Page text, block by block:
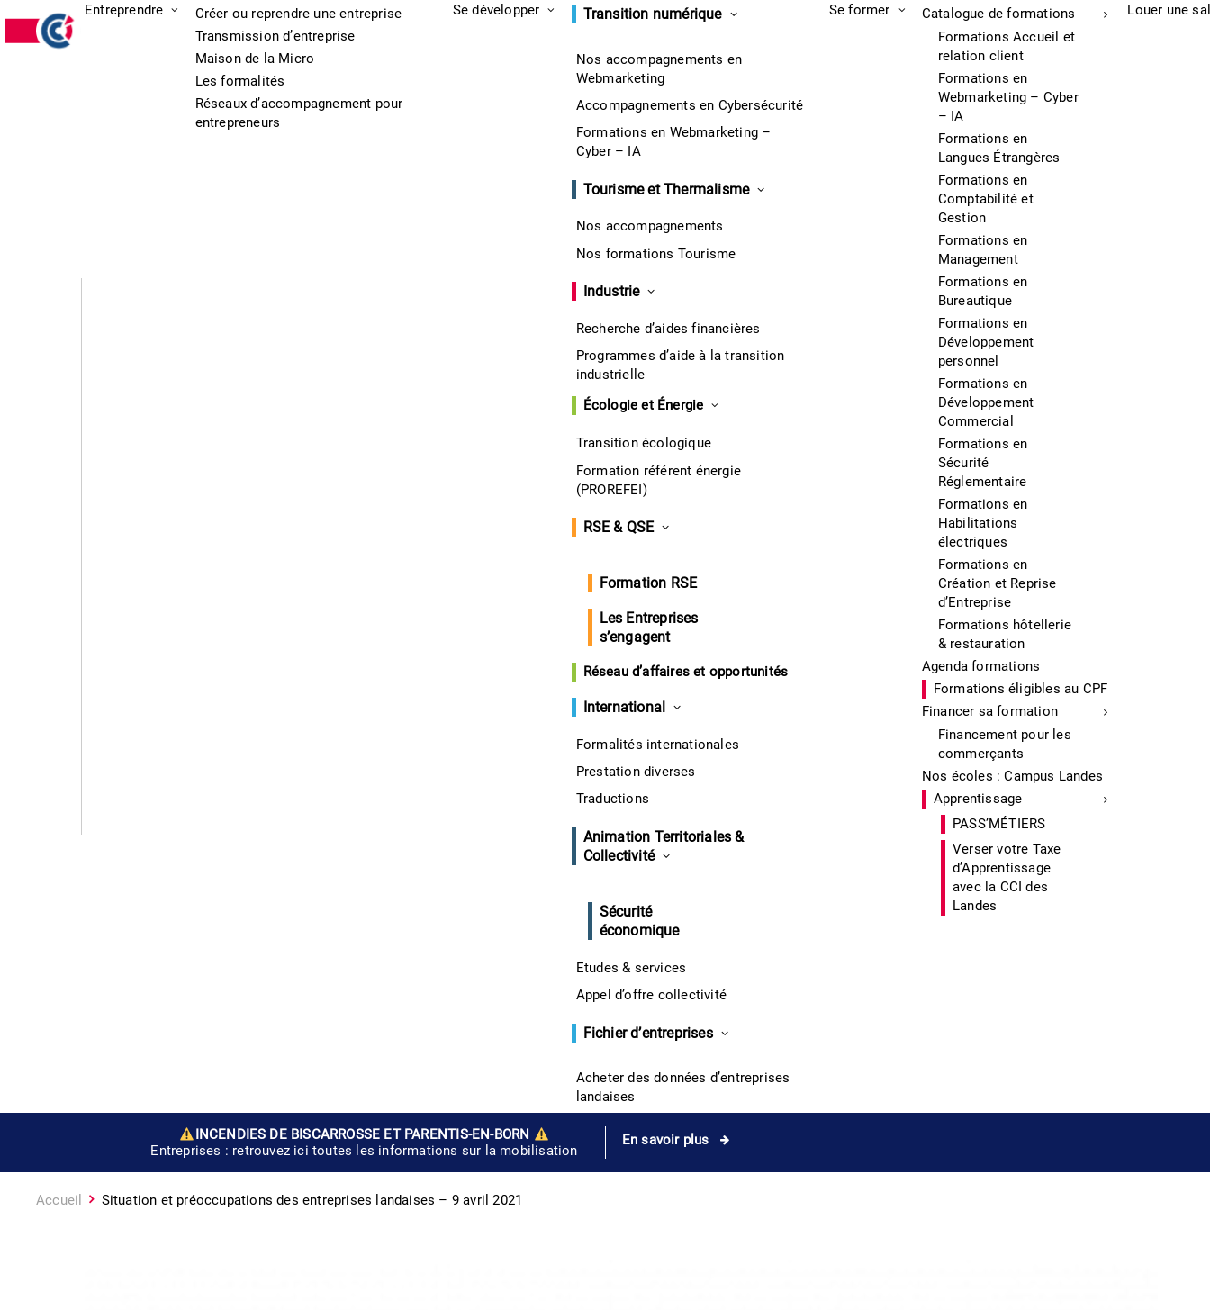
Entreprendre
Créer ou reprendre une entreprise
Transmission d’entreprise
Maison de la Micro
Les formalités
Réseaux d’accompagnement pour
entrepreneurs
Se développer Transition numérique
Nos accompagnements en
Webmarketing
Accompagnements en Cybersécurité
Formations en Webmarketing –
Cyber – IA
Tourisme et Thermalisme
Nos accompagnements
Nos formations Tourisme
Industrie
Recherche d’aides financières
Programmes d’aide à la transition
industrielle
Écologie et Énergie
Transition écologique
Formation référent énergie
(PROREFEI)
RSE & QSE
Formation RSE
Les Entreprises
s’engagent
Réseau d’affaires et opportunités
International
Formalités internationales
Prestation diverses
Traductions
Animation Territoriales &
Collectivité
Sécurité
économique
Etudes & services
Appel d’offre collectivité
Fichier d’entreprises
Acheter des données d’entreprises
landaises
Se former
Catalogue de formations
Formations Accueil et
relation client
Formations en
Webmarketing – Cyber
– IA
Formations en
Langues Étrangères
Formations en
Comptabilité et
Gestion
Formations en
Management
Formations en
Bureautique
Formations en
Développement
personnel
Formations en
Développement
Commercial
Formations en
Sécurité
Réglementaire
Formations en
Habilitations
électriques
Formations en
Création et Reprise
d’Entreprise
Formations hôtellerie
& restauration
Agenda formations
Formations éligibles au CPF
Financer sa formation
Financement pour les
commerçants
Nos écoles : Campus Landes
Apprentissage
PASS’MÉTIERS
Verser votre Taxe
d’Apprentissage
avec la CCI des
Landes
Louer une
INCENDIES DE BISCARROSSE ET PARENTIS-EN-BORN
Entreprises : retrouvez ici toutes les informations sur la mobilisation
En savoir plus
Accueil Situation et préoccupations des entreprises landaises – 9 avril 2021